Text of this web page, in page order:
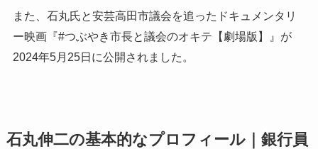
また、石丸氏と安芸高田市議会を追ったドキュメンタリ
ー映画『#つぶやき市長と議会のオキテ【劇場版】』が
2024年5月25日に公開されました。
石丸伸二の基本的なプロフィール｜銀行員